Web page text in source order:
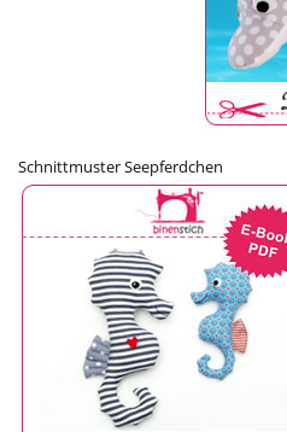
Schnittmuster Seepferdchen